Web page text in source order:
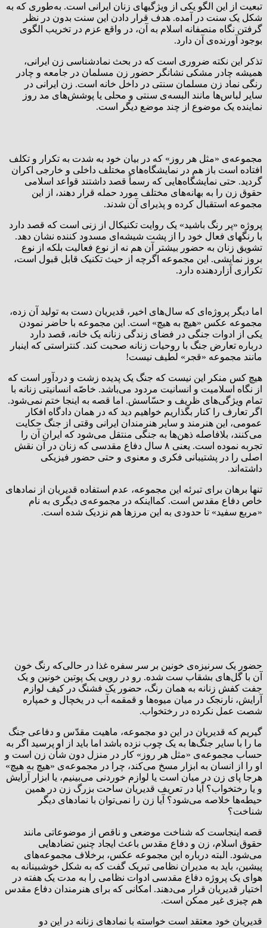
تبعیت از این الگو یکی از ویژگیهای زنان ایرانی است. به‌طوری که به
شکل یک سنت در آمده. هدف قرار دادن این سنت بدون در نظر
گرفتن نگاه منصفانه اسلام به آن، در واقع عزم در تخریب الگوی
بوجود آورنده‌ی آن دارد.
تذکر این نکته ضروری است که در بحث نمادشناسی زن ایرانی،
همیشه چادر مشکی نشانگر حضور زن مسلمان در جامعه و چادر
رنگی نماد زن مسلمان سنتی در داخل خانه است. زن ایرانی در
سایر لباس‌ها مانند البسه‌ی سنتی و محلی یا پوشش‌های مد روز
نماینده یک موضوع از چند موضع دیگر است.
مجموعه‌ی «مثل هر روز» که در بیان خود به شدت به تکرار و تکلف
افتاده است باز هم در نمایشگاه‌های مختلف داخلی و خارجی اکران
گردید. حتی نمایشگاه‌هایی که رسماً قصد داشتند قواعد اسلامی
حقوق زن را به بهانه‌های مختلف مورد حمله قرار دهند، از این
مجموعه استقبال کرده و پذیرای آن شدند.
پروژه «پر رنگ باشید» یک روایت تکنیکال از زنی است که قصد دارد
با رنگهای فعال خود را از پشت شیشه‌ای مسدود کننده نشان دهد.
تشویق زنان به حضور بیشتر آن هم نه از نوع فعالیت بلکه از نوع
بروز نمایشی. این مجموعه اگرچه از حیث تکنیک قابل قبول است،
تکراری آزاردهنده دارد.
اما دیگر پروژه‌ای که سال‌های اخیر، قدیریان دست به تولید آن زده،
مجموعه عکس «هیچ به هیچ» است. این مجموعه با حاضر نمودن
یکی از ادوات جنگی در فضای زندگی زنانه یک خانه، قصد دارد
درباره تعارض جنگ با روحیات زنانه صحبت کند. کنتراستی که اینبار
مانند مجموعه «قجر» لطیف نیست!
هیچ کس منکر این نیست که جنگ یک پدیده زشت و دردآور است که
از نگاه اسلامیت و انسانیت مردود می‌باشد. خاصّه انسانیتی زنانه با
تمام ویژگی‌های ظریف و حسّاسش. اما قصه به اینجا ختم نمی‌شود.
اگر تعارف را کنار بگذاریم خواهیم دید که در همان دادگاه افکار
عمومی، این هنرمند و سایر هنرمندان ایرانی وقتی از جنگ حکایت
می‌کنند، بلافاصله ذهن‌ها به جنگی منتقل می‌شود که ایران آن را
تجربه نموده است. یعنی ۸ سال دفاع مقدسی که زنان در آن نقش
اصلی را در پشتیبانی فکری و معنوی و حتی حضور فیزیکی
داشته‌اند.
تنها برهان برای تبرئه این مجموعه، عدم استفاده قدیریان از نمادهای
خاص دفاع مقدس است. کمااینکه در مجموعه‌ی دیگری به نام
«مربع سفید» تا حدودی به این مرزها هم نزدیک شده است.
حضور یک سرنیزه‌ی خونین بر سر سفره غذا در حالی‌که رنگ خون
آن با گل‌های بشقاب‌ ست شده. رو در رویی یک پوتین خونین و یک
جفت کفش زنانه به همان رنگ، حضور یک فشنگ در کیف لوازم
آرایش، نارنجک در میان میوه‌ها و قمقمه آب در یخچال و خمپاره
شصت عمل نکرده در رختخواب.
گیریم که قدیریان در این دو مجموعه، ماهیت مقدّس و دفاعی جنگ
ما را با سایر جنگ‌ها به یک چوب نزده باشد اما باید از او پرسید اگر به
حساب مجموعه‌ی «مثل هر روز» کار در منزل دون شأن زن است و
او را از انسان به ابزار مسخ می‌کند، چرا در مجموعه‌ی «هیچ به هیچ»
هرجا پای زن در میان است یا لوازم خوردنی می‌بینیم، یا ابزار آرایش
و یا رختخواب؟ آیا در تعریف قدیریان ساحت بزرگ زن در همین
حیطه‌ها خلاصه می‌شود؟ آیا زن را نمی‌توان با نمادهای دیگر
شناخت؟
قصه اینجاست که شناخت موضعی و ناقص از موضوعاتی مانند
حقوق اسلام، زن و دفاع مقدس باعث ایجاد چنین تضادهایی
می‌شود. البته درباره این مجموعه عکس، برخلاف مجموعه‌های
پیشین، باید به مدیران نظامی تبریک گفت که به شکل خوشبینانه به
هوای یک پروژه دفاع مقدسی ادوات نظامی را به مدت یک هفته در
اختیار قدیریان قرار می‌دهند. امکانی که برای هنرمندان دفاع مقدس
هم چیزی غیر ممکن است.
قدیریان خود معتقد است خواسته با نمادهای زنانه در این دو